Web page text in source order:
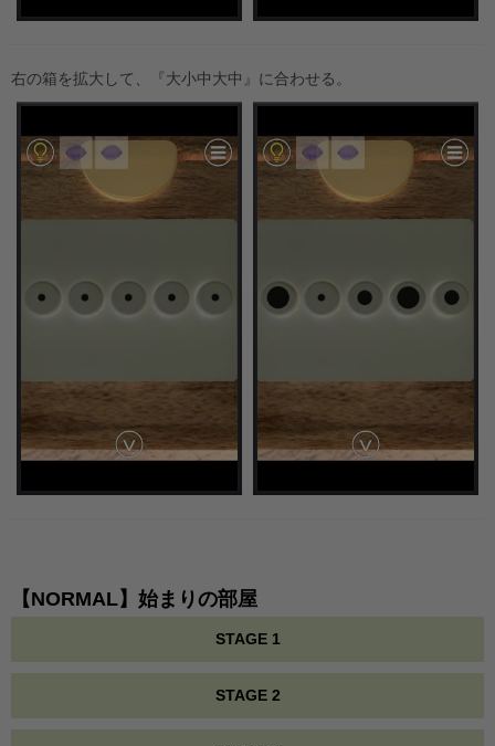
右の箱を拡大して、『大小中大中』に合わせる。
【NORMAL】始まりの部屋
STAGE 1
STAGE 2